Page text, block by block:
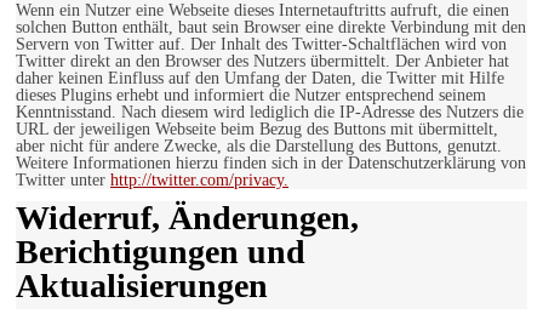
Wenn ein Nutzer eine Webseite dieses Internetauftritts aufruft, die einen
solchen Button enthält, baut sein Browser eine direkte Verbindung mit den
Servern von Twitter auf. Der Inhalt des Twitter-Schaltflächen wird von
Twitter direkt an den Browser des Nutzers übermittelt. Der Anbieter hat
daher keinen Einfluss auf den Umfang der Daten, die Twitter mit Hilfe
dieses Plugins erhebt und informiert die Nutzer entsprechend seinem
Kenntnisstand. Nach diesem wird lediglich die IP-Adresse des Nutzers die
URL der jeweiligen Webseite beim Bezug des Buttons mit übermittelt,
aber nicht für andere Zwecke, als die Darstellung des Buttons, genutzt.
Weitere Informationen hierzu finden sich in der Datenschutzerklärung von
Twitter unter http://twitter.com/privacy.
Widerruf, Änderungen,
Berichtigungen und
Aktualisierungen